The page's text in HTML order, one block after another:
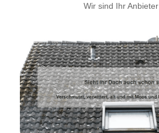
Wir sind Ihr Anbieter